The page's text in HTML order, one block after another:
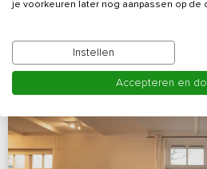
je voorkeuren later nog aanpassen op de
Instellen
Accepteren en